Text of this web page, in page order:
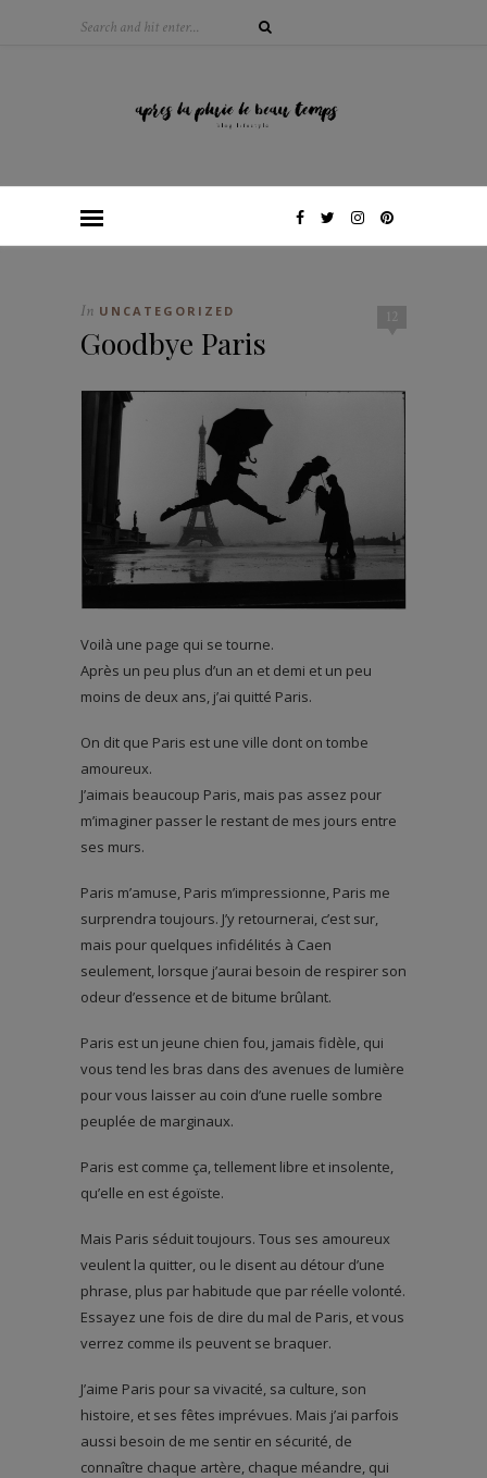
12
In UNCATEGORIZED
Goodbye Paris
Voilà une page qui se tourne.
Après un peu plus d’un an et demi et un peu
moins de deux ans, j’ai quitté Paris.
On dit que Paris est une ville dont on tombe
amoureux.
J’aimais beaucoup Paris, mais pas assez pour
m’imaginer passer le restant de mes jours entre
ses murs.
Paris m’amuse, Paris m’impressionne, Paris me
surprendra toujours. J’y retournerai, c’est sur,
mais pour quelques infidélités à Caen
seulement, lorsque j’aurai besoin de respirer son
odeur d’essence et de bitume brûlant.
Paris est un jeune chien fou, jamais fidèle, qui
vous tend les bras dans des avenues de lumière
pour vous laisser au coin d’une ruelle sombre
peuplée de marginaux.
Paris est comme ça, tellement libre et insolente,
qu’elle en est égoïste.
Mais Paris séduit toujours. Tous ses amoureux
veulent la quitter, ou le disent au détour d’une
phrase, plus par habitude que par réelle volonté.
Essayez une fois de dire du mal de Paris, et vous
verrez comme ils peuvent se braquer.
J’aime Paris pour sa vivacité, sa culture, son
histoire, et ses fêtes imprévues. Mais j’ai parfois
aussi besoin de me sentir en sécurité, de
connaître chaque artère, chaque méandre, qui